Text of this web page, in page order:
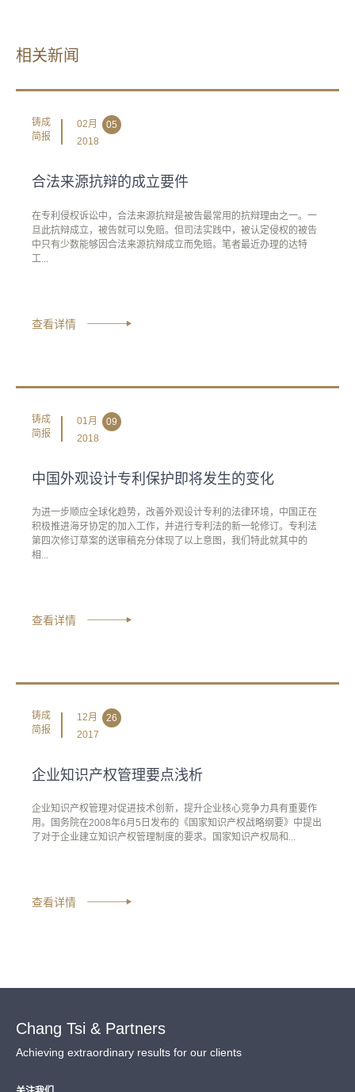
相关新闻
铸成
简报
02月
05
2018
合法来源抗辩的成立要件
在专利侵权诉讼中，合法来源抗辩是被告最常用的抗辩理由之一。一
旦此抗辩成立，被告就可以免赔。但司法实践中，被认定侵权的被告
中只有少数能够因合法来源抗辩成立而免赔。笔者最近办理的达特
工...
查看详情
铸成
简报
01月
09
2018
中国外观设计专利保护即将发生的变化
为进一步顺应全球化趋势，改善外观设计专利的法律环境，中国正在
积极推进海牙协定的加入工作，并进行专利法的新一轮修订。专利法
第四次修订草案的送审稿充分体现了以上意图，我们特此就其中的
相...
查看详情
铸成
简报
12月
26
2017
企业知识产权管理要点浅析
企业知识产权管理对促进技术创新，提升企业核心竞争力具有重要作
用。国务院在2008年6月5日发布的《国家知识产权战略纲要》中提出
了对于企业建立知识产权管理制度的要求。国家知识产权局和...
查看详情
Chang Tsi & Partners
Achieving extraordinary results for our clients